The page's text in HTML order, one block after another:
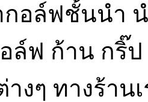
อล์ฟชั้นนำ น
ล์ฟ ก้าน กริ๊
ต่างๆ ทางร้า